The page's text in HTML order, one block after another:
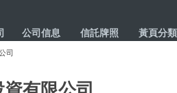
公司信息 信託牌照 黃頁分類
司